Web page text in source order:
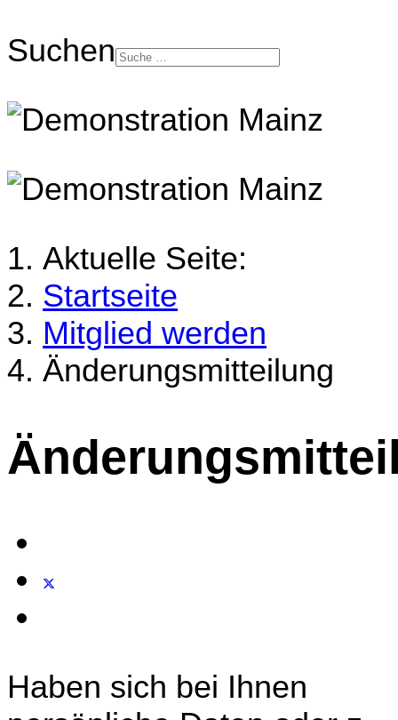
Suchen
Aktuelle Seite:
Startseite
Mitglied werden
Änderungsmitteilung
Haben sich bei Ihnen